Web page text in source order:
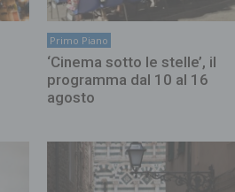
Primo Piano
‘Cinema sotto le stelle’, il
programma dal 10 al 16
agosto